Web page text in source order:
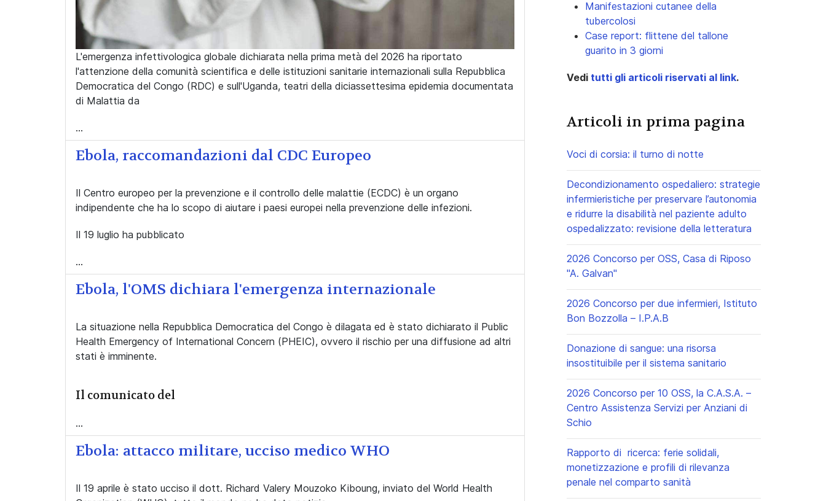
L'emergenza infettivologica globale dichiarata nella prima metà del 2026 ha riportato
l'attenzione della comunità scientifica e delle istituzioni sanitarie internazionali sulla Repubblica
Democratica del Congo (RDC) e sull'Uganda, teatri della diciassettesima epidemia documentata
di Malattia da
...
Ebola, raccomandazioni dal CDC Europeo
Il Centro europeo per la prevenzione e il controllo delle malattie (ECDC) è un organo
indipendente che ha lo scopo di aiutare i paesi europei nella prevenzione delle infezioni.
Il 19 luglio ha pubblicato
...
Ebola, l'OMS dichiara l'emergenza internazionale
La situazione nella Repubblica Democratica del Congo è dilagata ed è stato dichiarato il Public
Health Emergency of International Concern (PHEIC), ovvero il rischio per una diffusione ad altri
stati è imminente.
Il comunicato del
...
Ebola: attacco militare, ucciso medico WHO
Il 19 aprile è stato ucciso il dott. Richard Valery Mouzoko Kiboung, inviato del World Health
Manifestazioni cutanee della
tubercolosi
Case report: flittene del tallone
guarito in 3 giorni
Vedi tutti gli articoli riservati al link.
Articoli in prima pagina
Voci di corsia: il turno di notte
Decondizionamento ospedaliero: strategie
infermieristiche per preservare l’autonomia
e ridurre la disabilità nel paziente adulto
ospedalizzato: revisione della letteratura
2026 Concorso per OSS, Casa di Riposo
"A. Galvan"
2026 Concorso per due infermieri, Istituto
Bon Bozzolla – I.P.A.B
Donazione di sangue: una risorsa
insostituibile per il sistema sanitario
2026 Concorso per 10 OSS, la C.A.S.A. –
Centro Assistenza Servizi per Anziani di
Schio
Rapporto di ricerca: ferie solidali,
monetizzazione e profili di rilevanza
penale nel comparto sanità